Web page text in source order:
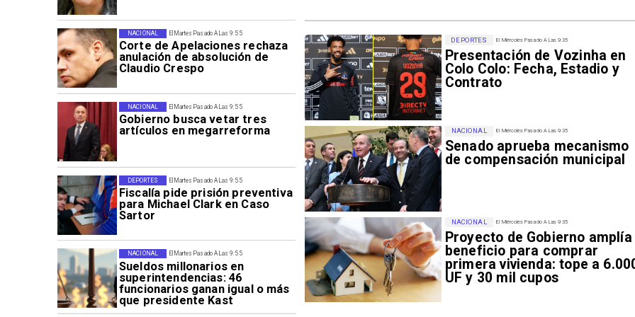
El Martes Pasado A Las 9:55
Corte de Apelaciones rechaza
anulación de absolución de
Claudio Crespo
NACIONAL
El Martes Pasado A Las 9:55
Gobierno busca vetar tres
artículos en megarreforma
NACIONAL
El Martes Pasado A Las 9:55
Fiscalía pide prisión preventiva
para Michael Clark en Caso
Sartor
DEPORTES
El Martes Pasado A Las 9:55
Sueldos millonarios en
superintendencias: 46
funcionarios ganan igual o más
que presidente Kast
NACIONAL
El Miércoles Pasado A Las 9:35
Presentación de Vozinha en
Colo Colo: Fecha, Estadio y
Contrato
DEPORTES
El Miércoles Pasado A Las 9:35
Senado aprueba mecanismo
de compensación municipal
NACIONAL
El Miércoles Pasado A Las 9:35
Proyecto de Gobierno amplía
beneficio para comprar
primera vivienda: tope a
UF y 30 mil cupos
NACIONAL